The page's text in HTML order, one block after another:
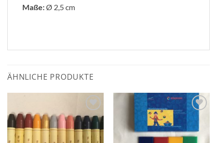
Maße:Ø 2,5 cm
ÄHNLICHE PRODUKTE
Zum
Wunschzettel
hinzufügen
Wunschzettel
hinzufügen